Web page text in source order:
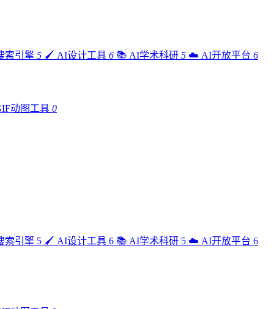
索引擎 5 🖌️ AI设计工具 6 📚 AI学术科研 5 ☁️ AI开放平台 6
动图工具 0
索引擎 5 🖌️ AI设计工具 6 📚 AI学术科研 5 ☁️ AI开放平台 6